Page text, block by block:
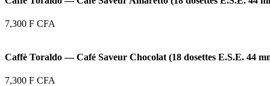
7,300 F CFA
Caffè Toraldo — Café Saveur Chocolat (18 dosettes E.S.E. 44
7,300 F CFA